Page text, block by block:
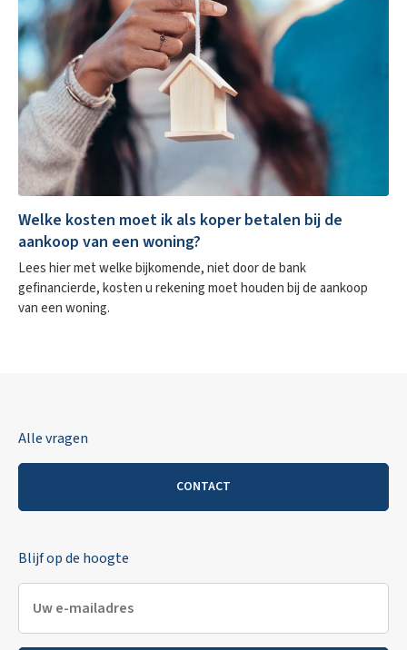
Welke kosten moet ik als koper betalen bij de
aankoop van een woning?
Lees hier met welke bijkomende, niet door de bank
gefinancierde, kosten u rekening moet houden bij de aankoop
van een woning.
Alle vragen
CONTACT
Blijf op de hoogte